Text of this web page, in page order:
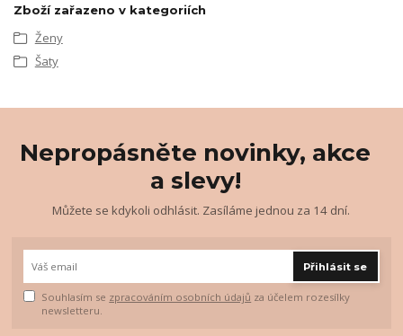
Zboží zařazeno v kategoriích
Ženy
Šaty
Nepropásněte novinky, akce
a slevy!
Můžete se kdykoli odhlásit. Zasíláme jednou za 14 dní.
Přihlásit se
Souhlasím se zpracováním osobních údajů za účelem rozesílky
newsletteru.